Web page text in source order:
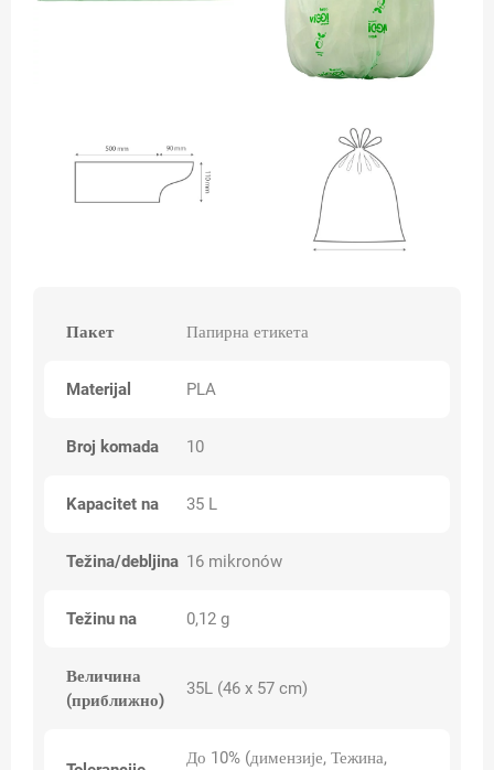
Пакет Папирна етикета
Materijal PLA
Broj komada 10
Kapacitet na 35 L
Težina/debljina 16 mikronów
Težinu na 0,12 g
Величина
(приближно)
35L (46 x 57 cm)
До 10% (димензије, Тежина,